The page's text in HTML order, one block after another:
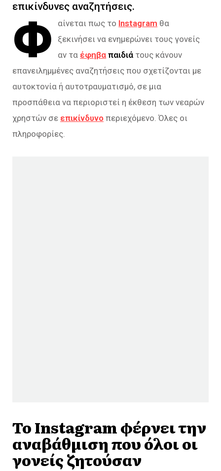
επικίνδυνες αναζητήσεις.
Φ αίνεται πως το Instagram θα
ξεκινήσει να ενημερώνει τους γονείς
αν τα έφηβα παιδιά τους κάνουν
επανειλημμένες αναζητήσεις που σχετίζονται με
αυτοκτονία ή αυτοτραυματισμό, σε μια
προσπάθεια να περιοριστεί η έκθεση των νεαρών
χρηστών σε επικίνδυνο περιεχόμενo. Όλες οι
πληροφορίες.
Το Instagram φέρνει την
αναβάθμιση που όλοι οι
γονείς ζητούσαν